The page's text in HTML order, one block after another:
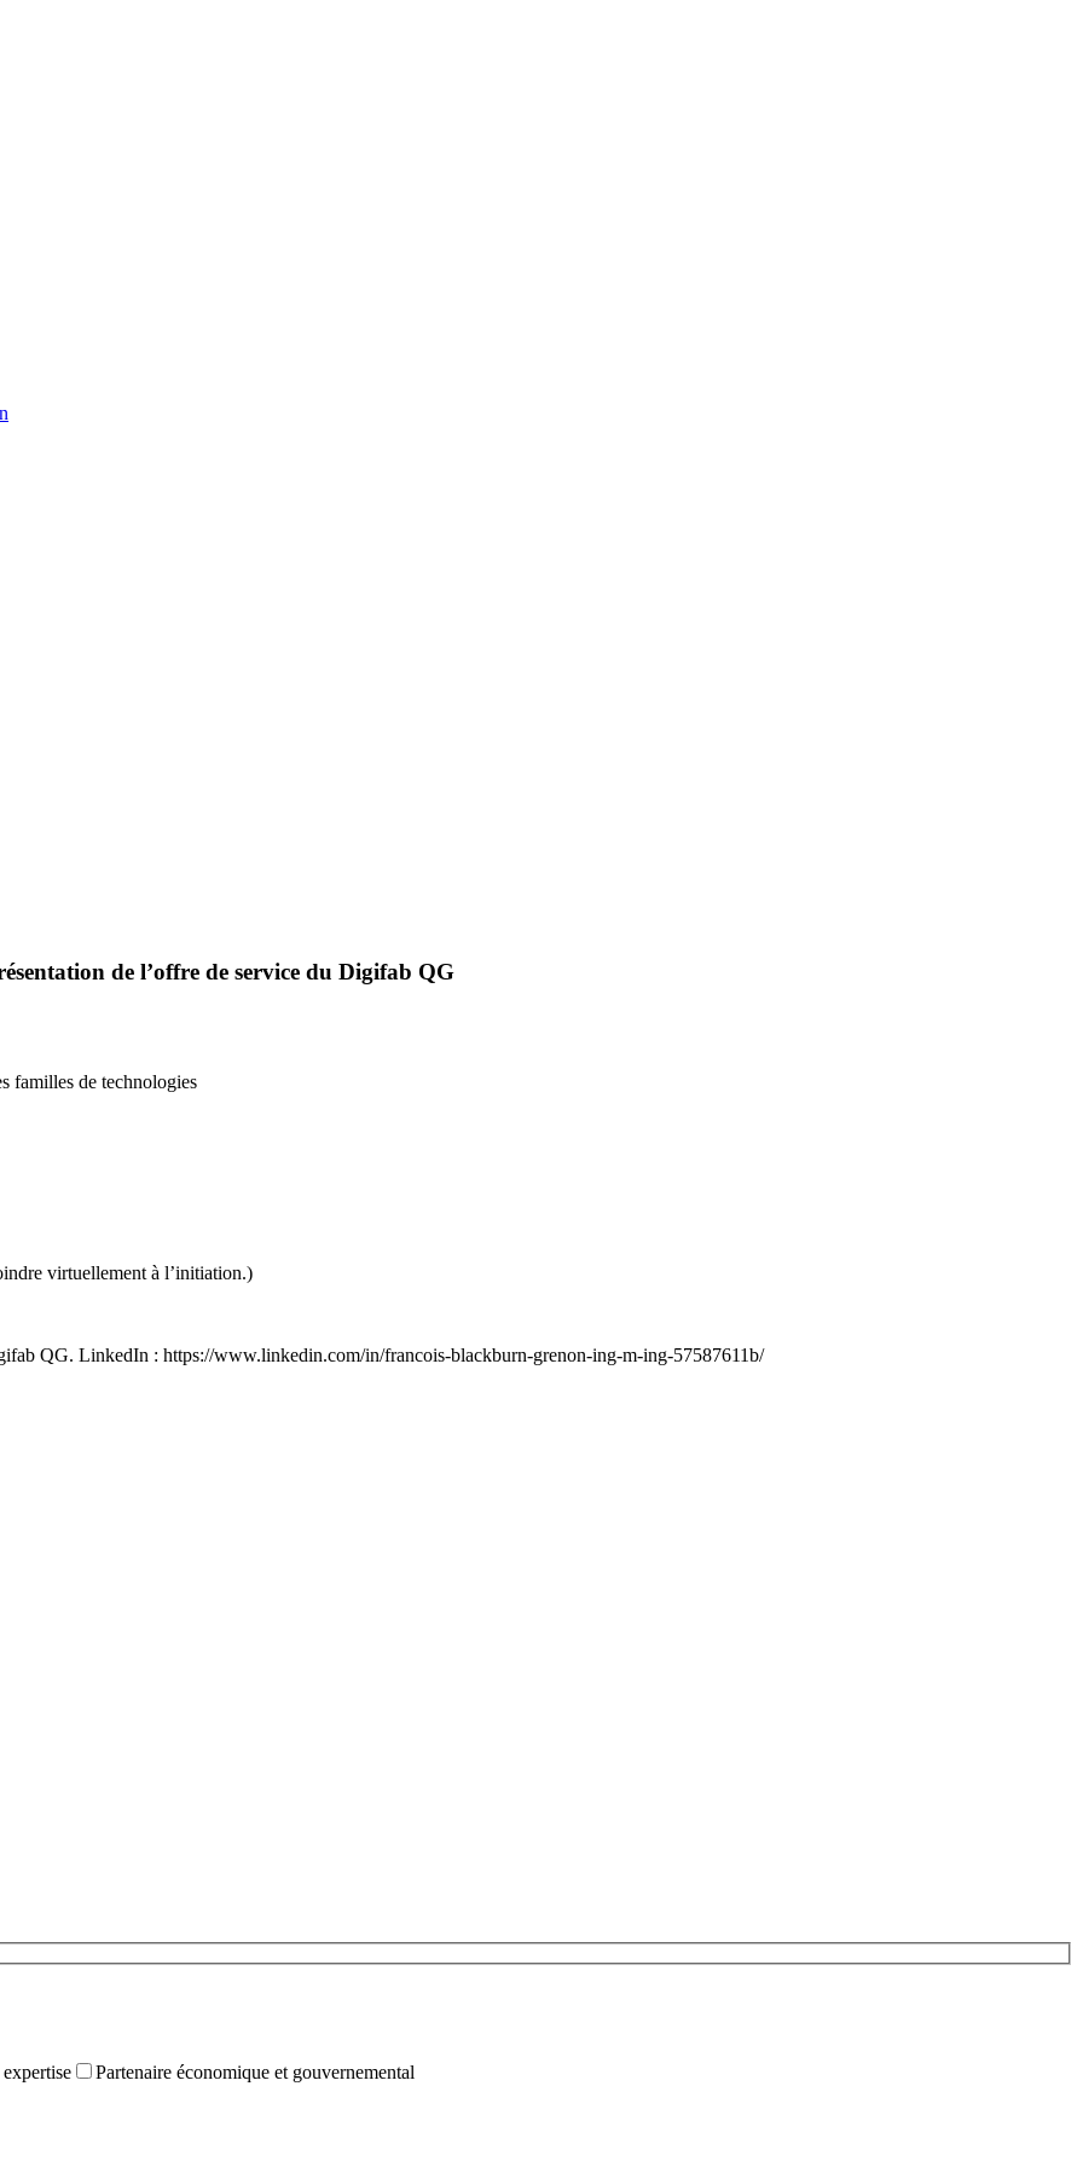
de l’offre de service du Digifab QG
familles de technologies
virtuellement à l’initiation.)
QG. LinkedIn : https://www.linkedin.com/in/francois-blackburn-grenon-ing-m-ing-57587611b/
Partenaire économique et gouvernemental